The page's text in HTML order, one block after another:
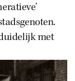
Zoek
met